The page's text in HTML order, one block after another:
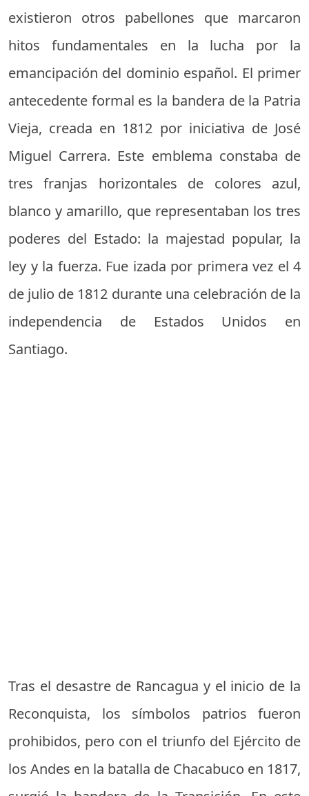
existieron otros pabellones que marcaron
hitos fundamentales en la lucha por la
emancipación del dominio español. El primer
antecedente formal es la bandera de la Patria
Vieja, creada en 1812 por iniciativa de José
Miguel Carrera. Este emblema constaba de
tres franjas horizontales de colores azul,
blanco y amarillo, que representaban los tres
poderes del Estado: la majestad popular, la
ley y la fuerza. Fue izada por primera vez el 4
de julio de 1812 durante una celebración de la
independencia de Estados Unidos en
Santiago.
Tras el desastre de Rancagua y el inicio de la
Reconquista, los símbolos patrios fueron
prohibidos, pero con el triunfo del Ejército de
los Andes en la batalla de Chacabuco en 1817,